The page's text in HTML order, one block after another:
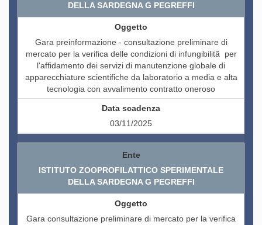
DELLA SARDEGNA G PEGREFFI
Gara preinformazione - consultazione preliminare di
mercato per la verifica delle condizioni di infungibilitã per
l'affidamento dei servizi di manutenzione globale di
apparecchiature scientifiche da laboratorio a media e alta
tecnologia con avvalimento contratto oneroso
03/11/2025
ISTITUTO ZOOPROFILATTICO SPERIMENTALE
DELLA SARDEGNA G PEGREFFI
Gara consultazione preliminare di mercato per la verifica